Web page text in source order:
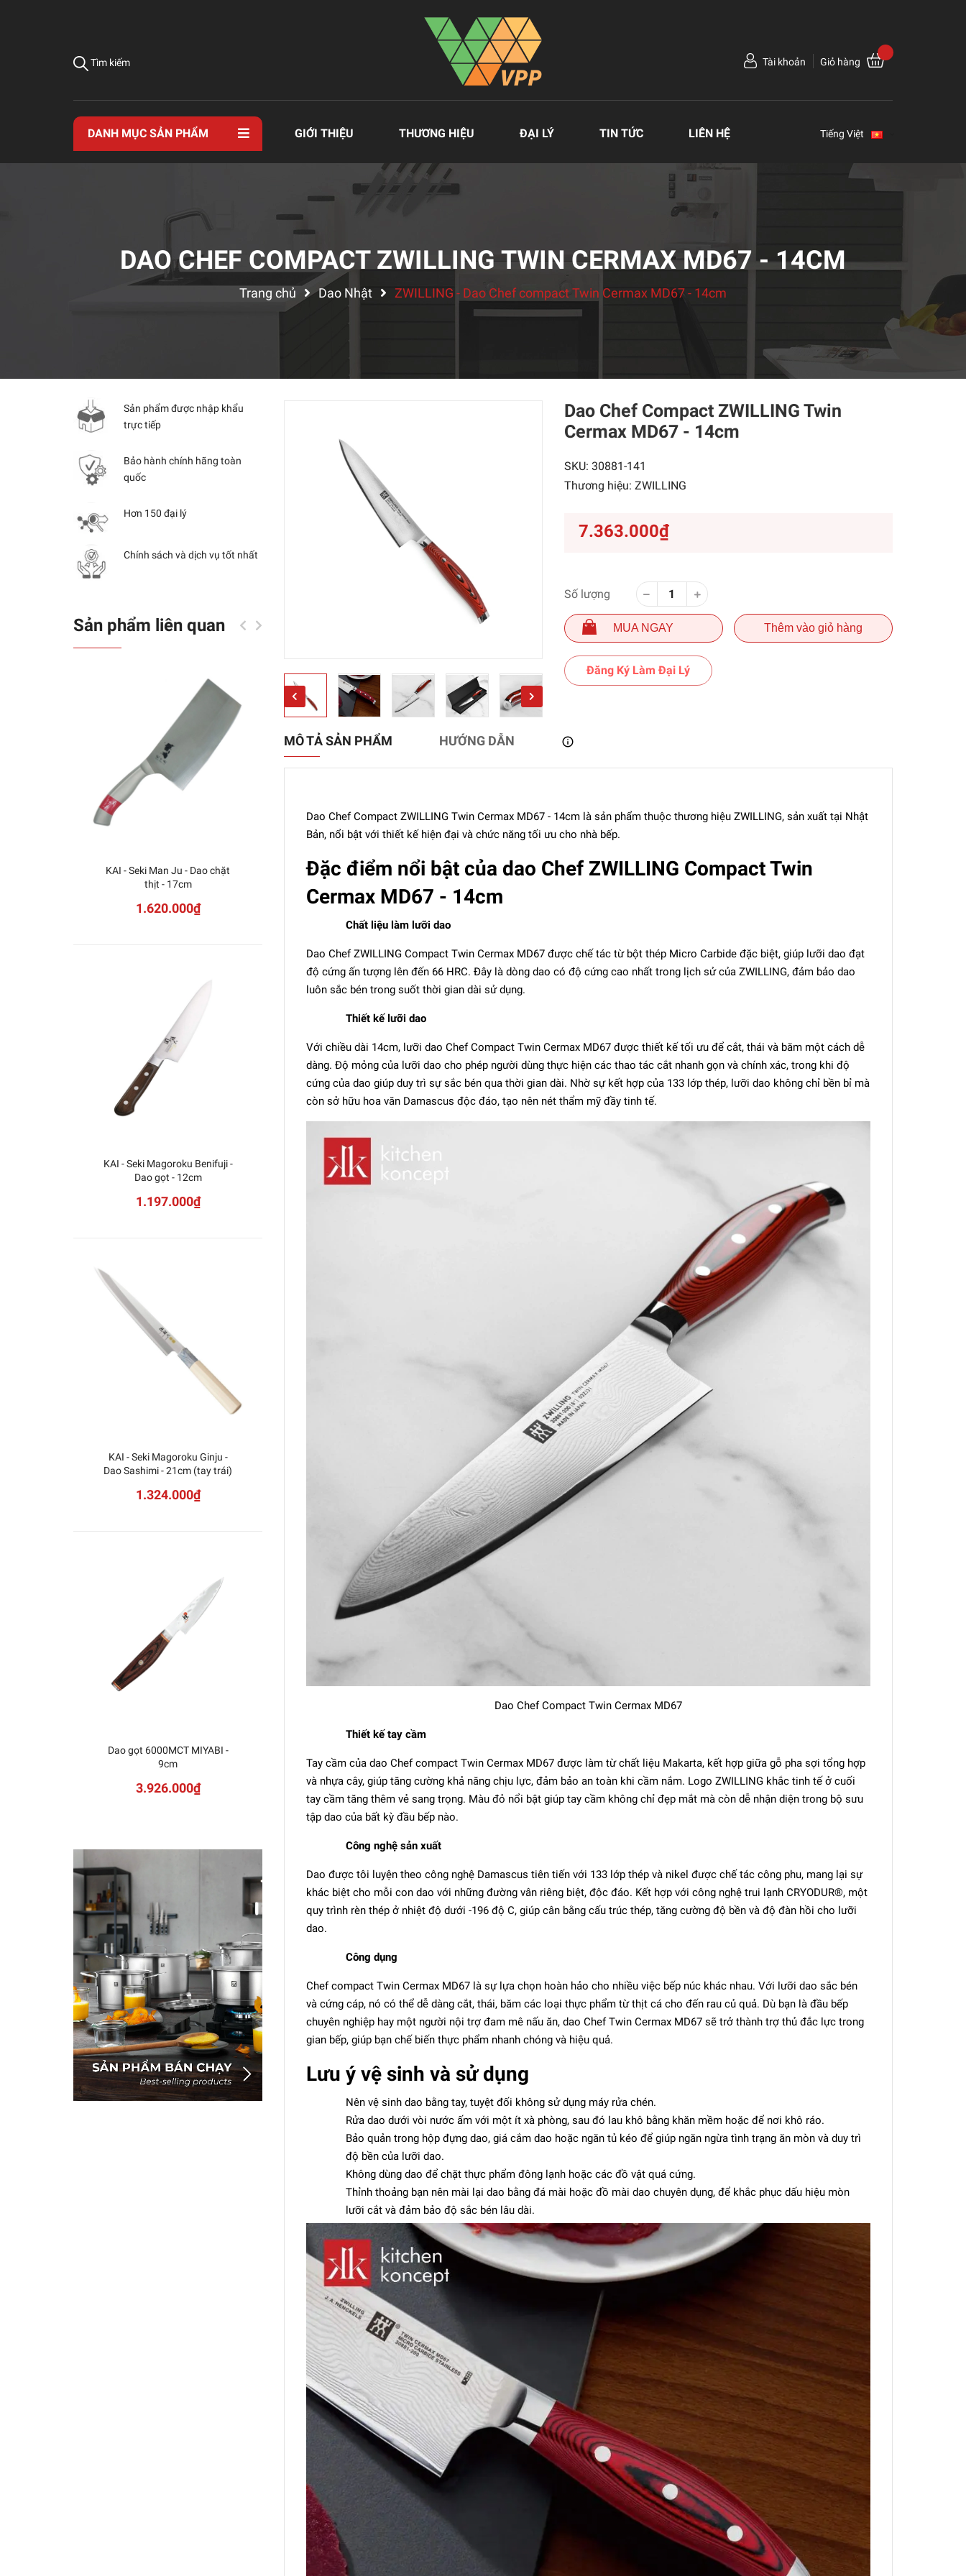
Tìm kiếm Tài khoản Giỏ hàng
DANH MỤC SẢN PHẨM GIỚI THIỆU THƯƠNG HIỆU ĐẠI LÝ TIN TỨC LIÊN HỆ Tiếng Việt
DAO CHEF COMPACT ZWILLING TWIN CERMAX MD67 - 14CM
Trang chủ Dao Nhật ZWILLING - Dao Chef compact Twin Cermax MD67 - 14cm
Dao Chef Compact ZWILLING Twin
Cermax MD67 - 14cm
SKU: 30881-141
Thương hiệu: ZWILLING
7.363.000₫
Số lượng
MUA NGAY Thêm vào giỏ hàng
Đăng Ký Làm Đại Lý
MÔ TẢ SẢN PHẨM HƯỚNG DẪN
Dao Chef Compact ZWILLING Twin Cermax MD67 - 14cm là sản phẩm thuộc thương hiệu ZWILLING, sản xuất tại Nhật
Bản, nổi bật với thiết kế hiện đại và chức năng tối ưu cho nhà bếp.
Đặc điểm nổi bật của dao Chef ZWILLING Compact Twin
Cermax MD67 - 14cm
Chất liệu làm lưỡi dao
Dao Chef ZWILLING Compact Twin Cermax MD67 được chế tác từ bột thép Micro Carbide đặc biệt, giúp lưỡi dao đạt
độ cứng ấn tượng lên đến 66 HRC. Đây là dòng dao có độ cứng cao nhất trong lịch sử của ZWILLING, đảm bảo dao
luôn sắc bén trong suốt thời gian dài sử dụng.
Thiết kế lưỡi dao
Với chiều dài 14cm, lưỡi dao Chef Compact Twin Cermax MD67 được thiết kế tối ưu để cắt, thái và băm một cách dễ
dàng. Độ mỏng của lưỡi dao cho phép người dùng thực hiện các thao tác cắt nhanh gọn và chính xác, trong khi độ
cứng của dao giúp duy trì sự sắc bén qua thời gian dài. Nhờ sự kết hợp của 133 lớp thép, lưỡi dao không chỉ bền bỉ mà
còn sở hữu hoa văn Damascus độc đáo, tạo nên nét thẩm mỹ đầy tinh tế.
Dao Chef Compact Twin Cermax MD67
Thiết kế tay cầm
Tay cầm của dao Chef compact Twin Cermax MD67 được làm từ chất liệu Makarta, kết hợp giữa gỗ pha sợi tổng hợp
và nhựa cây, giúp tăng cường khả năng chịu lực, đảm bảo an toàn khi cầm nắm. Logo ZWILLING khắc tinh tế ở cuối
tay cầm tăng thêm vẻ sang trọng. Màu đỏ nổi bật giúp tay cầm không chỉ đẹp mắt mà còn dễ nhận diện trong bộ sưu
tập dao của bất kỳ đầu bếp nào.
Công nghệ sản xuất
Dao được tôi luyện theo công nghệ Damascus tiên tiến với 133 lớp thép và nikel được chế tác công phu, mang lại sự
khác biệt cho mỗi con dao với những đường vân riêng biệt, độc đáo. Kết hợp với công nghệ trui lạnh CRYODUR®, một
quy trình rèn thép ở nhiệt độ dưới -196 độ C, giúp cân bằng cấu trúc thép, tăng cường độ bền và độ đàn hồi cho lưỡi
dao.
Công dụng
Chef compact Twin Cermax MD67 là sự lựa chọn hoàn hảo cho nhiều việc bếp núc khác nhau. Với lưỡi dao sắc bén
và cứng cáp, nó có thể dễ dàng cắt, thái, băm các loại thực phẩm từ thịt cá cho đến rau củ quả. Dù bạn là đầu bếp
chuyên nghiệp hay một người nội trợ đam mê nấu ăn, dao Chef Twin Cermax MD67 sẽ trở thành trợ thủ đắc lực trong
gian bếp, giúp bạn chế biến thực phẩm nhanh chóng và hiệu quả.
Lưu ý vệ sinh và sử dụng
Nên vệ sinh dao bằng tay, tuyệt đối không sử dụng máy rửa chén.
Rửa dao dưới vòi nước ấm với một ít xà phòng, sau đó lau khô bằng khăn mềm hoặc để nơi khô ráo.
Bảo quản trong hộp đựng dao, giá cắm dao hoặc ngăn tủ kéo để giúp ngăn ngừa tình trạng ăn mòn và duy trì
độ bền của lưỡi dao.
Không dùng dao để chặt thực phẩm đông lạnh hoặc các đồ vật quá cứng.
Thỉnh thoảng bạn nên mài lại dao bằng đá mài hoặc đồ mài dao chuyên dụng, để khắc phục dấu hiệu mòn
lưỡi cắt và đảm bảo độ sắc bén lâu dài.
Sản phẩm được nhập khẩu
trực tiếp
Bảo hành chính hãng toàn
quốc
Hơn 150 đại lý
Chính sách và dịch vụ tốt nhất
Sản phẩm liên quan
KAI - Seki Man Ju - Dao chặt
thịt - 17cm
1.620.000₫
KAI - Seki Magoroku Benifuji -
Dao gọt - 12cm
1.197.000₫
KAI - Seki Magoroku Ginju -
Dao Sashimi - 21cm (tay trái)
1.324.000₫
Dao gọt 6000MCT MIYABI -
9cm
3.926.000₫
Miyabi - Dao Chef Miyabi
5.399.000₫
Dao Santoku 6000MCT
MIYABI - 18cm
20cm
3.435.000₫